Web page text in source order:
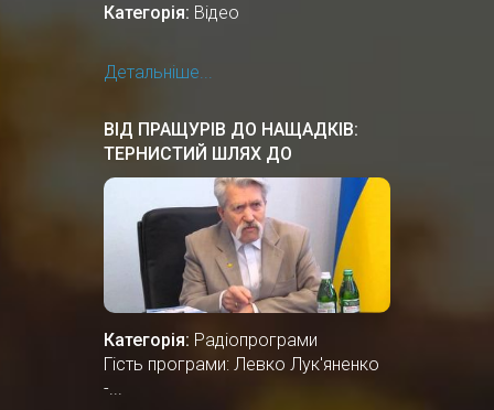
Категорія: Відео
Детальніше...
ВІД ПРАЩУРІВ ДО НАЩАДКІВ:
ТЕРНИСТИЙ ШЛЯХ ДО
НЕЗАЛЕЖНОСТІ
Категорія: Радіопрограми
Гість програми: Левко Лук'яненко
-...